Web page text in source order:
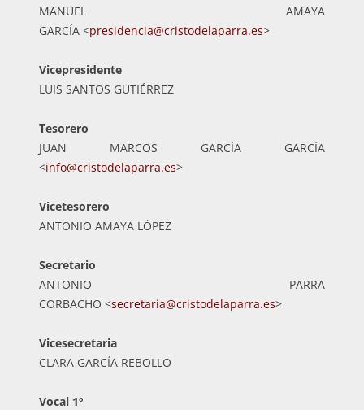
MANUEL AMAYA
GARCÍA <presidencia@cristodelaparra.es>
Vicepresidente
LUIS SANTOS GUTIÉRREZ
Tesorero
JUAN MARCOS GARCÍA GARCÍA
<info@cristodelaparra.es>
Vicetesorero
ANTONIO AMAYA LÓPEZ
Secretario
ANTONIO PARRA
CORBACHO <secretaria@cristodelaparra.es>
Vicesecretaria
CLARA GARCÍA REBOLLO
Vocal 1º